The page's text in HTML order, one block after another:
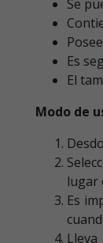
Se
Es
El
Modo de
lugar
Es